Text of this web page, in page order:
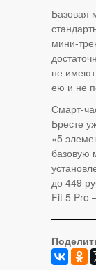
Базовая
мини-
не имеют
ею и не
Смарт-
Бресте
«5
базовую
до 449
Fit 5 Pro